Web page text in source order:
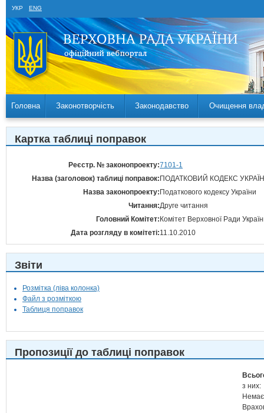
УКР ENG
Головна Законотворчість Законодавство Очищення
Картка таблиці поправок
Реєстр. № законопроекту:7101-1
Назва (заголовок) таблиці поправок: ПОДАТКОВИЙ КОДЕКС
Назва законопроекту: Податкового кодексу України
Читання:Друге читання
Головний Комітет: Комітет Верховної Ради
Дата розгляду в комітеті:11.10.2010
Звіти
Розмітка (ліва колонка)
Файл з розміткою
Таблиця поправок
Пропозиції до таблиці поправок
з них: